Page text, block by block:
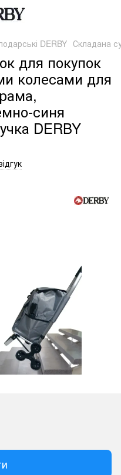
DERBY Складана
для покупок
колесами для
синя
DERBY